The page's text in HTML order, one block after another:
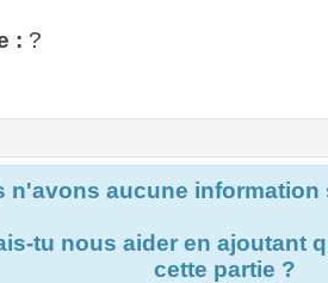
: ?
n'avons aucune
tu nous aider en ajoutant
cette partie ?